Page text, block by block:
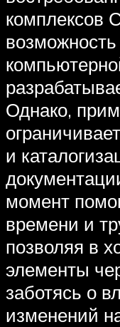
комплексов
Однако,
и
момент
времени и
позволяя в
элементы
заботясь о
изменений